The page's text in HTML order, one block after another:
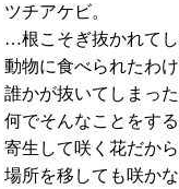
ツチアケビ。
…根こそぎ抜かれてし
動物に食べられたわけ
誰かが抜いてしまった
何でそんなことをする
寄生して咲く花だから
場所を移しても咲かな